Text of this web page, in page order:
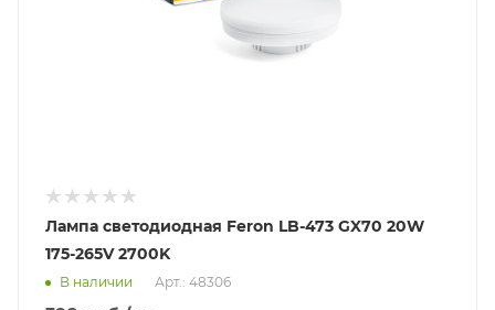
Лампа светодиодная Feron LB-473 GX70 20W
175-265V 2700K
В наличии Арт.: 48306